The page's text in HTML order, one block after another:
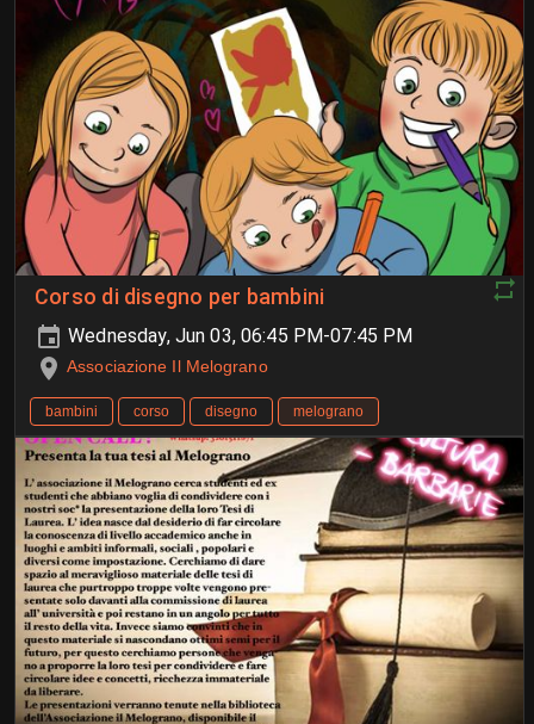
Corso di disegno per bambini
Wednesday, Jun 03, 06:45 PM-07:45 PM
Associazione Il Melograno
bambini corso disegno melograno